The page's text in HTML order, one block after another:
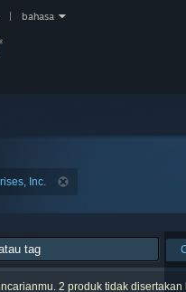
bahasa
Inc.
2 produk tidak